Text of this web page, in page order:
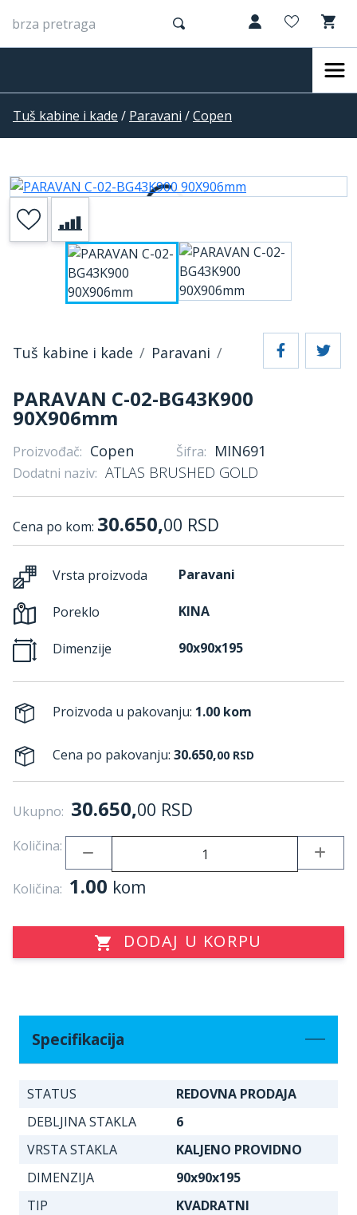
Tuš kabine i kade / Paravani /Copen
Tuš kabine i kade Paravani
PARAVAN C-02-BG43K900
90X906mm
Proizvođač: Copen Šifra: MIN691
Dodatni naziv: ATLAS BRUSHED GOLD
Cena po kom: 30.650,00 RSD
Vrsta proizvoda Paravani
Poreklo KINA
Dimenzije 90x90x195
Proizvoda u pakovanju: 1.00 kom
Cena po pakovanju: 30.650,00 RSD
Ukupno: 30.650,00 RSD
Količina:
Količina: 1.00 kom
DODAJ U KORPU
Specifikacija
STATUS
REDOVNA PRODAJA
DEBLJINA STAKLA
6
VRSTA STAKLA
KALJENO PROVIDNO
DIMENZIJA
90x90x195
TIP
KVADRATNI